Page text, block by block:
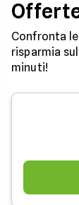
Confronta le
risparmia
minuti!